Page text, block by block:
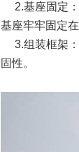
2.基座固定：
基座牢牢固定在
3.组装框架：
固性。